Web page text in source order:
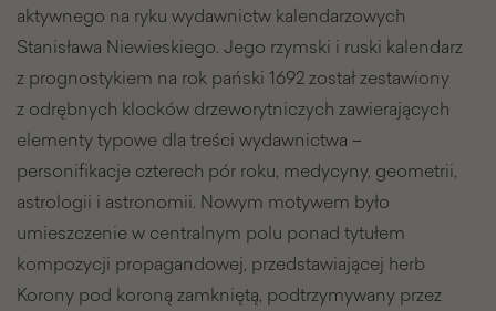
aktywnego na ryku wydawnictw kalendarzowych
Stanisława Niewieskiego. Jego rzymski i ruski kalendarz
z prognostykiem na rok pański 1692 został zestawiony
z odrębnych klocków drzeworytniczych zawierających
elementy typowe dla treści wydawnictwa –
personifikacje czterech pór roku, medycyny, geometrii,
astrologii i astronomii. Nowym motywem było
umieszczenie w centralnym polu ponad tytułem
kompozycji propagandowej, przedstawiającej herb
Korony pod koroną zamkniętą, podtrzymywany przez